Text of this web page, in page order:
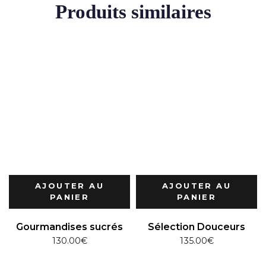
Produits similaires
AJOUTER AU
PANIER
Gourmandises sucrés
130.00€
AJOUTER AU
PANIER
Sélection Douceurs
135.00€